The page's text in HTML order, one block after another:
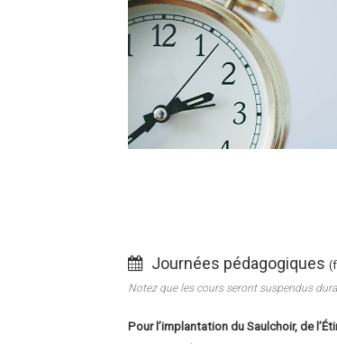
Journées pédagogiques
Notez que les cours seront suspendus
Pour l’implantation du Saulchoir, de